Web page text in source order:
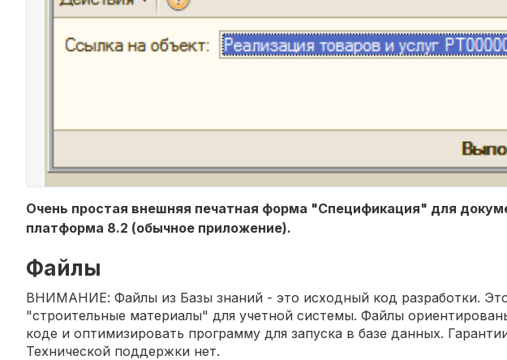
Очень простая внешняя печатная форма "Спецификация" для
платформа 8.2 (обычное приложение).
Файлы
ВНИМАНИЕ: Файлы из Базы знаний - это исходный код разработки.
"строительные материалы" для учетной системы. Файлы
коде и оптимизировать программу для запуска в базе данных.
Технической поддержки нет.